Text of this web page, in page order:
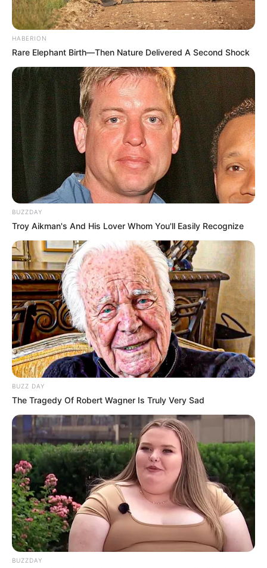
Elo7
Elo7
Elo7
HABERION
Rare Elephant Birth—Then Nature Delivered A Second Shock
BUZZDAY
Troy Aikman's And His Lover Whom You'll Easily Recognize
BUZZ DAY
The Tragedy Of Robert Wagner Is Truly Very Sad
BUZZDAY